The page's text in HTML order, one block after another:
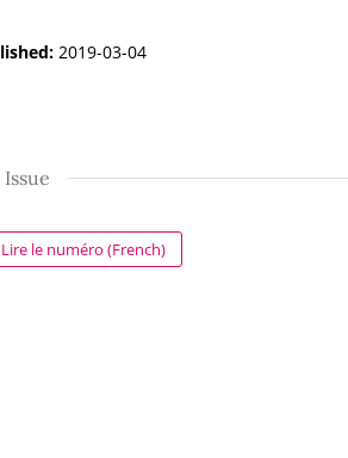
2019-03-04
Lire le numéro (French)